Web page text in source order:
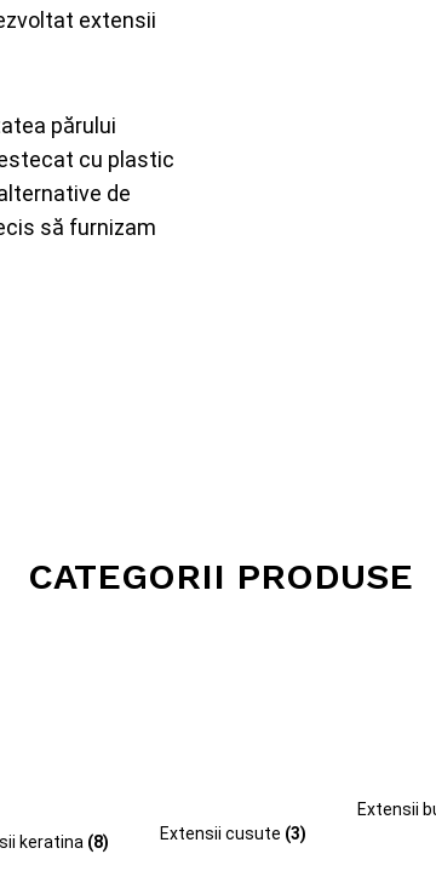
extensii
părului
cu plastic
de
să furnizam
CATEGORII PRODUSE
keratina (8) Extensii cusute (3)
Extensii